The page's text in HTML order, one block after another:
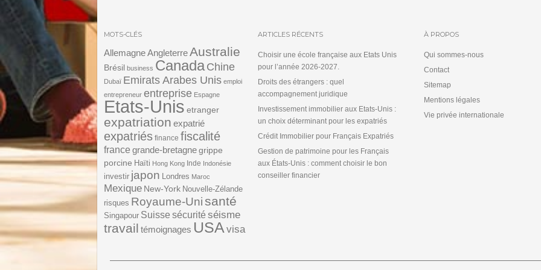
MOTS-CLÉS
AllemagneAngleterreAustralie
Brésil business CanadaChine
Dubaï Emirats Arabes Unis emploi
entrepreneur entreprise Espagne
Etats-Unis etranger
expatriation expatrié
expatriés finance fiscalité
france grande-bretagnegrippe
porcine Haïti Hong Kong Inde Indonésie
investir japon Londres Maroc
Mexique New-York Nouvelle-Zélande
risques Royaume-Unisanté
Singapour Suisse sécurité séisme
travail témoignages USA visa
ARTICLES RÉCENTS
Choisir une école française aux Etats Unis
pour l’année 2026-2027.
Droits des étrangers : quel
accompagnement juridique
Investissement immobilier aux Etats-Unis :
un choix déterminant pour les expatriés
Crédit Immobilier pour Français Expatriés
Gestion de patrimoine pour les Français
aux États-Unis : comment choisir le bon
conseiller financier
À PROPOS
Qui sommes-nous
Contact
Sitemap
Mentions légales
Vie privée internationale